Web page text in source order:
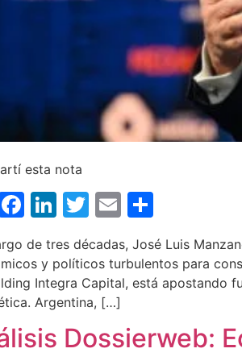
esta nota
Facebook
LinkedIn
Twitter
Email
de tres décadas, José Luis
y políticos turbulentos para
Integra Capital, está apostando
Argentina, […]
Dossierweb: